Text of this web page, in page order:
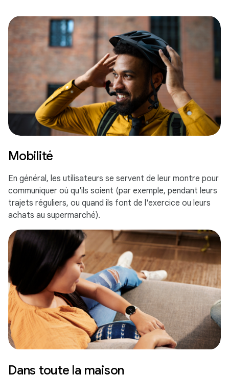
Mobilité
En général, les utilisateurs se servent de leur montre pour
communiquer où qu'ils soient (par exemple, pendant leurs
trajets réguliers, ou quand ils font de l'exercice ou leurs
achats au supermarché).
Dans toute la maison